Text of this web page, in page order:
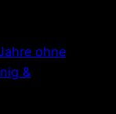
ohne
&